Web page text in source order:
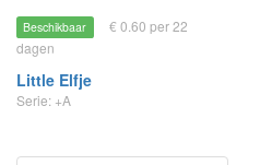
Beschikbaar
€ 0.60 per 22
dagen
Little Elfje
Serie: +A